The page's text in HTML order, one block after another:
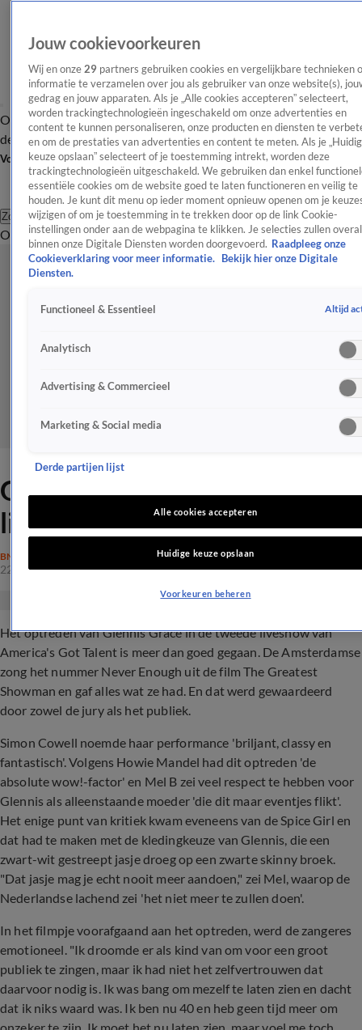
OverzichtAfleveringen Entertainment TV Algemeen
Tip
de redactieNieuwsbrief
Volg Shownieuws
Zoeken
OverzichtEntertainmentSpraakmakendRealityCrimeVideo's
Glennis maakt indruk bij
liveshow AGT
BN'ERS
22 aug 2018, 20:30
Het optreden van Glennis Grace in de tweede liveshow van
America's Got Talent is meer dan goed gegaan. De Amsterdamse
zong het nummer Never Enough uit de film The Greatest
Showman en gaf alles wat ze had. En dat werd gewaardeerd
door zowel de jury als het publiek.
Simon Cowell noemde haar performance 'briljant, classy en
fantastisch'. Volgens Howie Mandel had dit optreden 'de
absolute wow!-factor' en Mel B zei veel respect te hebben voor
Glennis als alleenstaande moeder 'die dit maar eventjes flikt'.
Het enige punt van kritiek kwam eveneens van de Spice Girl en
dat had te maken met de kledingkeuze van Glennis, die een
zwart-wit gestreept jasje droeg op een zwarte skinny broek.
"Dat jasje mag je echt nooit meer aandoen," zei Mel, waarop de
Nederlandse lachend zei 'het niet meer te zullen doen'.
In het filmpje voorafgaand aan het optreden, werd de zangeres
emotioneel. "Ik droomde er als kind van om voor een groot
publiek te zingen, maar ik had niet het zelfvertrouwen dat
daarvoor nodig is. Ik was bang om mezelf te laten zien en dacht
dat ik niks waard was. Ik ben nu 40 en heb geen tijd meer om
Jouw cookievoorkeuren
Wij en onze 29 partners gebruiken cookies en vergelijkbare technieken
informatie te verzamelen over jou als gebruiker van onze website(s),
gedrag en jouw apparaten. Als je „Alle cookies accepteren” selecteert,
worden trackingtechnologieën ingeschakeld om onze advertenties en
content te kunnen personaliseren, onze producten en diensten te
en om de prestaties van advertenties en content te meten. Als je
keuze opslaan” selecteert of je toestemming intrekt, worden deze
trackingtechnologieën uitgeschakeld. We gebruiken dan enkel
essentiële cookies om de website goed te laten functioneren en veilig te
houden. Je kunt dit menu op ieder moment opnieuw openen om je
wijzigen of om je toestemming in te trekken door op de link Cookie-
instellingen onder aan de webpagina te klikken. Je selecties zullen overal
binnen onze Digitale Diensten worden doorgevoerd. Raadpleeg onze
Cookieverklaring voor meer informatie.
Bekijk hier onze Digitale
Diensten.
Functioneel & Essentieel Altijd
Analytisch
Advertising & Commercieel
Marketing & Social media
Derde partijen lijst
Alle cookies accepteren
Huidige keuze opslaan
Voorkeuren beheren